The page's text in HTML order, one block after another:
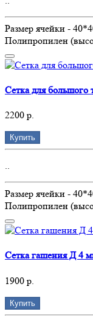
Размер ячейки -
Полипропилен
Сетка для
2200 р.
Купить
..
Размер ячейки -
Полипропилен
Сетка гашения Д 4
1900 р.
Купить